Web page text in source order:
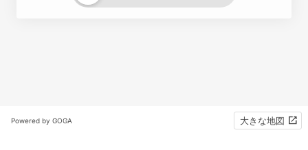
Powered by GOGA 大きな地図